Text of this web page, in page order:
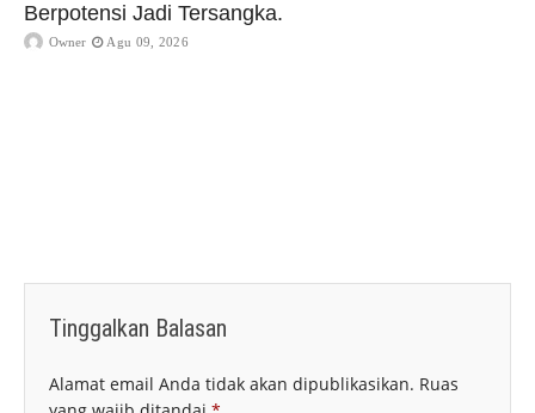
Berpotensi Jadi Tersangka.
Owner Agu 09, 2026
Tinggalkan Balasan
Alamat email Anda tidak akan dipublikasikan. Ruas